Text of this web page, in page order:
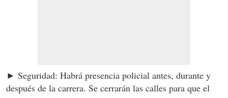
► Seguridad: Habrá presencia policial antes, durante y
después de la carrera. Se cerrarán las calles para que el